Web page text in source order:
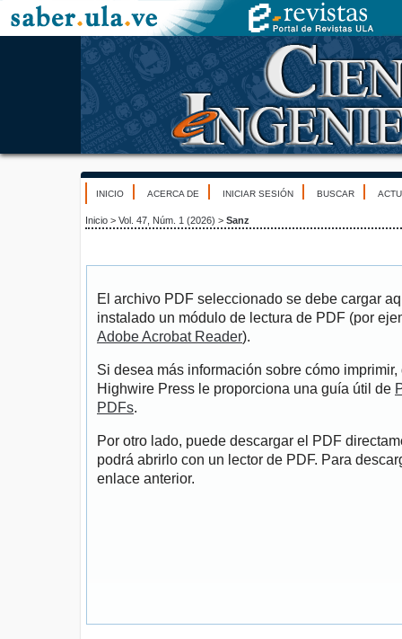
INICIO ACERCA DE INICIAR SESIÓN BUSCAR
Inicio > Vol. 47, Núm. 1 (2026) > Sanz
El archivo PDF seleccionado se debe cargar
instalado un módulo de lectura de PDF (por
Adobe Acrobat Reader).
Si desea más información sobre cómo
Highwire Press le proporciona una guía útil de
PDFs.
Por otro lado, puede descargar el PDF
podrá abrirlo con un lector de PDF. Para
enlace anterior.